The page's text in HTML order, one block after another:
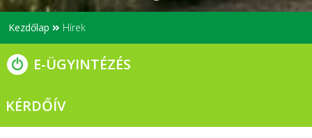
Kezdőlap Hírek
E-ÜGYINTÉZÉS
KÉRDŐÍV